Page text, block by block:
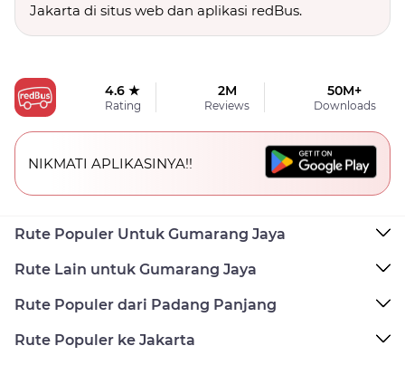
Jakarta di situs web dan aplikasi redBus.
4.6 ★
Rating
2M
Reviews
50M+
Downloads
NIKMATI APLIKASINYA!!
Rute Populer Untuk Gumarang Jaya
Rute Lain untuk Gumarang Jaya
Rute Populer dari Padang Panjang
Rute Populer ke Jakarta